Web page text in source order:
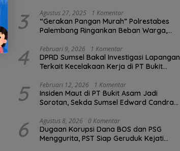
Pengawasan K3?
3 Agustus 27, 2025 1 Komentar
“Gerakan Pangan Murah” Polrestabes
Palembang Ringankan Beban Warga,
4 Februari 9, 2026 1 Komentar
DPRD Sumsel Bakal Investigasi Lapangan
Terkait Kecelakaan Kerja di PT Bukit
5 Februari 12, 2026 1 Komentar
Insiden Maut di PT Bukit Asam Jadi
Sorotan, Sekda Sumsel Edward Candra
6 Agustus 8, 2026 0 Komentar
Dugaan Korupsi Dana BOS dan PSG
Menggurita, PST Siap Geruduk Kejati